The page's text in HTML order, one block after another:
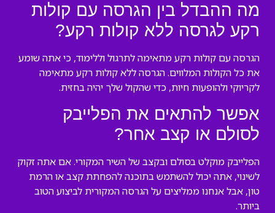
מה ההבדל בין הגרסה עם קולות
רקע לגרסה ללא קולות רקע?
הגרסה עם קולות רקע מתאימה לתרגול וללימוד, כי אתה שומע
את כל הקולות המלווים. הגרסה ללא קולות רקע מתאימה
לקריוקי ולהופעות חיות, כדי שהקול שלך יהיה בחזית.
אפשר להתאים את הפלייבק
לסולם או קצב אחר?
הפלייבק מוקלט בסולם ובקצב של השיר המקורי. אם אתה זקוק
לשינוי, אתה יכול להשתמש בתוכנה להפחתת קצב או הרמת
טון, אבל אנחנו ממליצים על הגרסה המקורית לביצוע הטוב
ביותר.